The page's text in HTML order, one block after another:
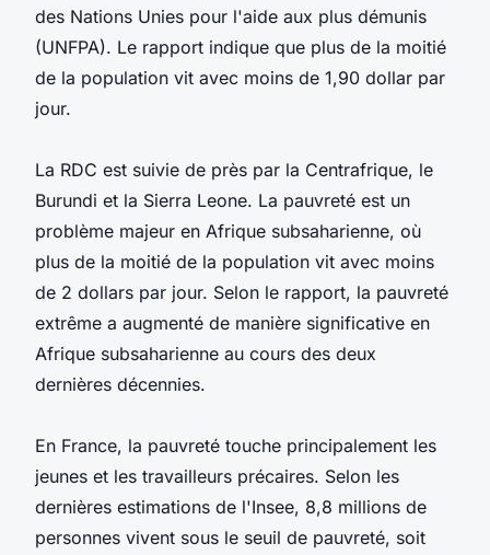
des Nations Unies pour l'aide aux plus démunis
(UNFPA). Le rapport indique que plus de la moitié
de la population vit avec moins de 1,90 dollar par
jour.
La RDC est suivie de près par la Centrafrique, le
Burundi et la Sierra Leone. La pauvreté est un
problème majeur en Afrique subsaharienne, où
plus de la moitié de la population vit avec moins
de 2 dollars par jour. Selon le rapport, la pauvreté
extrême a augmenté de manière significative en
Afrique subsaharienne au cours des deux
dernières décennies.
En France, la pauvreté touche principalement les
jeunes et les travailleurs précaires. Selon les
dernières estimations de l'Insee, 8,8 millions de
personnes vivent sous le seuil de pauvreté, soit